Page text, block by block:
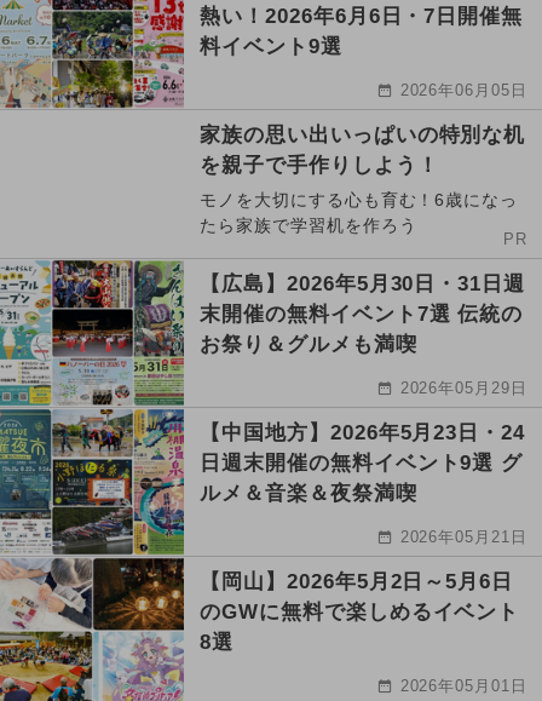
熱い！2026年6月6日・7日開催無
料イベント9選
2026年06月05日
家族の思い出いっぱいの特別な机
を親子で手作りしよう！
モノを大切にする心も育む！6歳になっ
たら家族で学習机を作ろう
PR
【広島】2026年5月30日・31日週
末開催の無料イベント7選 伝統の
お祭り＆グルメも満喫
2026年05月29日
【中国地方】2026年5月23日・24
日週末開催の無料イベント9選 グ
ルメ＆音楽＆夜祭満喫
2026年05月21日
【岡山】2026年5月2日～5月6日
のGWに無料で楽しめるイベント
8選
2026年05月01日